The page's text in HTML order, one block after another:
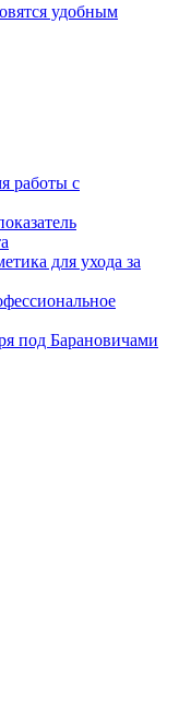
удобным
работы с
для ухода за
под Барановичами